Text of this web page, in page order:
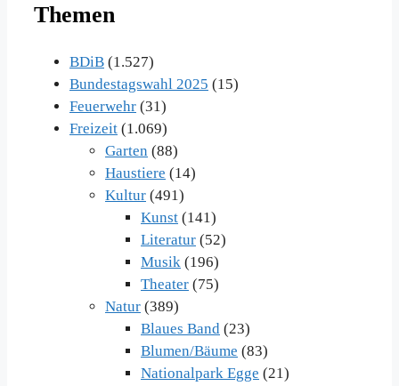
im
Themen
BDiB (1.527)
Bundestagswahl 2025 (15)
Feuerwehr (31)
Freizeit (1.069)
Garten (88)
Haustiere (14)
Kultur (491)
Kunst (141)
Literatur (52)
Musik (196)
Theater (75)
Natur (389)
Blaues Band (23)
Blumen/Bäume (83)
Nationalpark Egge (21)